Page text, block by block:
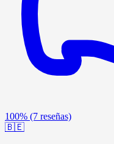
100% (7 reseñas)
🇧🇪